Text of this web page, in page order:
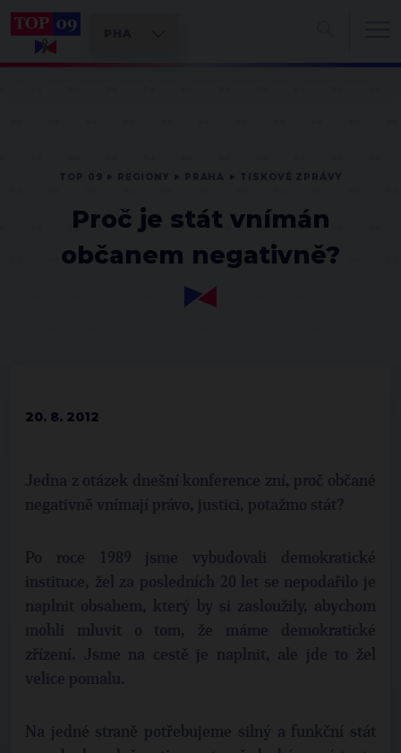
Proč je stát vnímán
občanem negativně?
20. 8. 2012
Jedna z otázek dnešní konference zní, proč občané
negativně vnímají právo, justici, potažmo stát?
Po roce 1989 jsme vybudovali demokratické
instituce, žel za posledních 20 let se nepodařilo je
naplnit obsahem, který by si zasloužily, abychom
mohli mluvit o tom, že máme demokratické
zřízení. Jsme na cestě je naplnit, ale jde to žel
velice pomalu.
Na jedné straně potřebujeme silný a funkční stát